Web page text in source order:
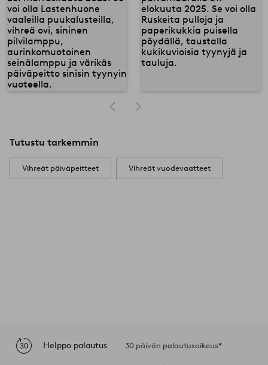
Tutustu tarkemmin
Vihreät päiväpeitteet Vihreät vuodevaatteet
Helppo palautus 30 päivän palautusoikeus*